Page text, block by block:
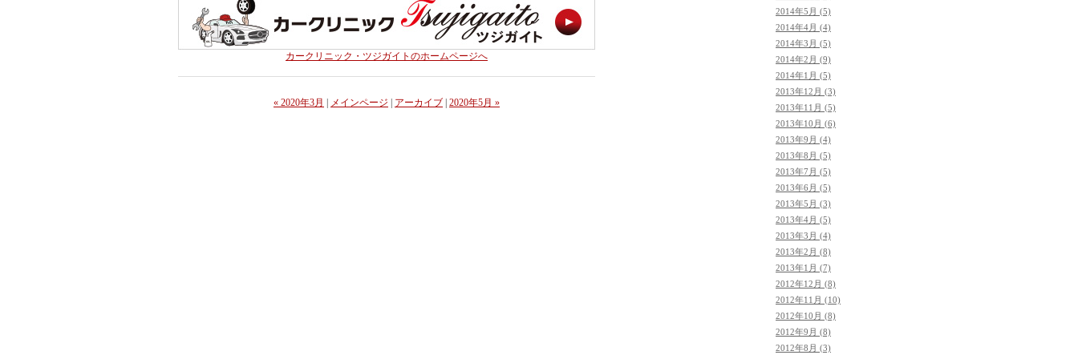
カークリニック・ツジガイトのホームページへ
« 2020年3月 | メインページ | アーカイブ | 2020年5月 »
2014年5月 (5)
2014年4月 (4)
2014年3月 (5)
2014年2月 (9)
2014年1月 (5)
2013年12月 (3)
2013年11月 (5)
2013年10月 (6)
2013年9月 (4)
2013年8月 (5)
2013年7月 (5)
2013年6月 (5)
2013年5月 (3)
2013年4月 (5)
2013年3月 (4)
2013年2月 (8)
2013年1月 (7)
2012年12月 (8)
2012年11月 (10)
2012年10月 (8)
2012年9月 (8)
2012年8月 (3)